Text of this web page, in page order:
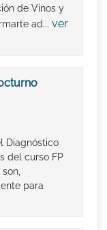
de Vinos y
ad... ver
Diagnóstico
del curso FP
para